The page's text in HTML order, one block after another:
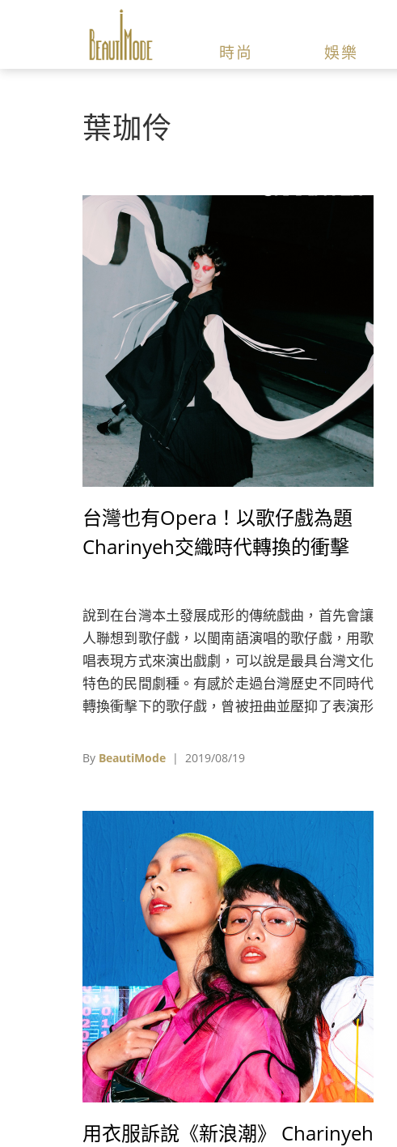
時尚 娛樂
葉珈伶
台灣也有Opera！以歌仔戲為題
Charinyeh交織時代轉換的衝擊
說到在台灣本土發展成形的傳統戲曲，首先會讓
人聯想到歌仔戲，以閩南語演唱的歌仔戲，用歌
唱表現方式來演出戲劇，可以說是最具台灣文化
特色的民間劇種。有感於走過台灣歷史不同時代
轉換衝擊下的歌仔戲，曾被扭曲並壓抑了表演形
凝聚再次展現的傳統民間藝術。台灣設計師葉珈
現台灣文化的美妙。
By BeautiMode | 2019/08/19
用衣服訴說《新浪潮》 Charinyeh